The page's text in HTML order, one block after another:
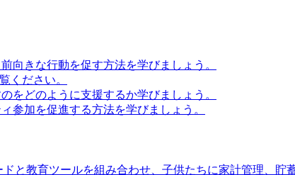
向きな行動を促す方法を学びましょう。
ください。
をどのように支援するか学びましょう。
参加を促進する方法を学びましょう。
と教育ツールを組み合わせ、子供たちに家計管理、貯